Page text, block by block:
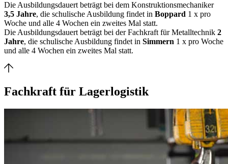
Die Ausbildungsdauert beträgt bei dem Konstruktionsmechaniker
3,5 Jahre, die schulische Ausbildung findet in Boppard 1 x pro
Woche und alle 4 Wochen ein zweites Mal statt.
Die Ausbildungsdauert beträgt bei der Fachkraft für Metalltechnik 2
Jahre, die schulische Ausbildung findet in Simmern 1 x pro Woche
und alle 4 Wochen ein zweites Mal statt.
Fachkraft für Lagerlogistik